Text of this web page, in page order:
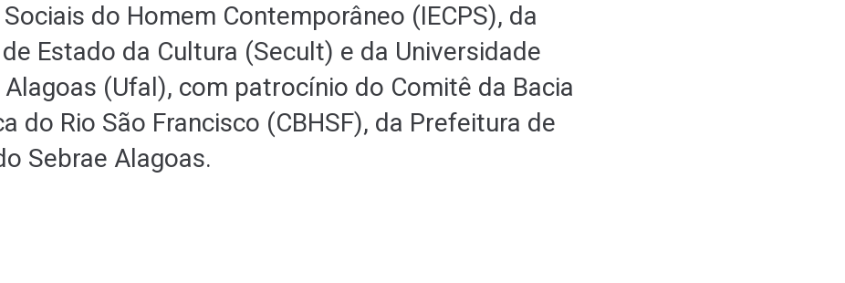
do Homem Contemporâneo (IECPS), da
Estado da Cultura (Secult) e da Universidade
Alagoas (Ufal), com patrocínio do Comitê da Bacia
do Rio São Francisco (CBHSF), da Prefeitura de
Sebrae Alagoas.